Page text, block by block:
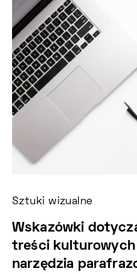
Sztuki wizualne
Wskazówki
treści kulturowych
narzędzia